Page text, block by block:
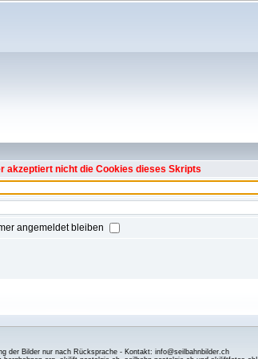
akzeptiert nicht die Cookies dieses Skripts
angemeldet bleiben
der Bilder nur nach Rücksprache - Kontakt: info@seilbahnbilder.ch